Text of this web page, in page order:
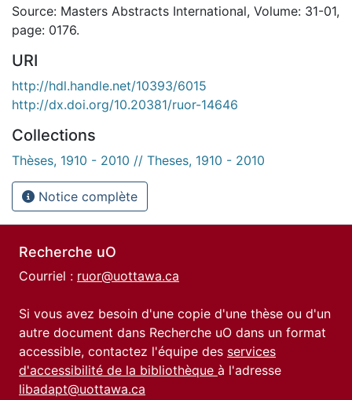
Source: Masters Abstracts International, Volume: 31-01,
page: 0176.
URI
http://hdl.handle.net/10393/6015
http://dx.doi.org/10.20381/ruor-14646
Collections
Thèses, 1910 - 2010 // Theses, 1910 - 2010
Notice complète
Recherche uO
Courriel : ruor@uottawa.ca
Si vous avez besoin d'une copie d'une thèse ou d'un
autre document dans Recherche uO dans un format
accessible, contactez l'équipe des services
d'accessibilité de la bibliothèque à l'adresse
libadapt@uottawa.ca